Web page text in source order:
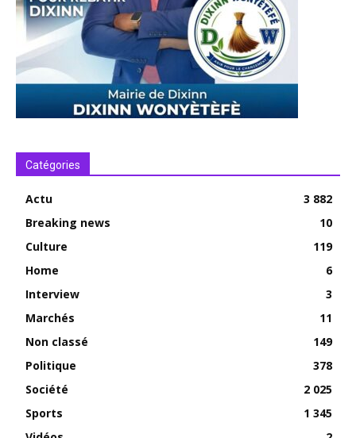
Catégories
Actu
3 882
Breaking news
10
Culture
119
Home
6
Interview
3
Marchés
11
Non classé
149
Politique
378
Société
2 025
Sports
1 345